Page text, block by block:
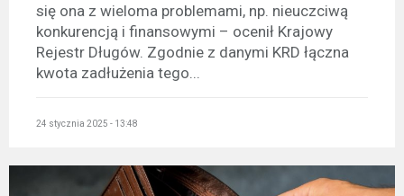
się ona z wieloma problemami, np. nieuczciwą
konkurencją i finansowymi – ocenił Krajowy
Rejestr Długów. Zgodnie z danymi KRD łączna
kwota zadłużenia tego...
24 stycznia 2025 - 13:48